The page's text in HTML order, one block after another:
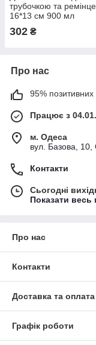
трубочкою та
16*13 см 900 мл
302 ₴
Про нас
95% позитивних
Працює з
м. Одеса
вул. Базова, 10,
Контакти
Сьогодні
Показати весь
Про нас
Контакти
Доставка та оплата
Графік роботи